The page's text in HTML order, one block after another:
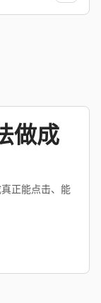
做成
正能点击、能